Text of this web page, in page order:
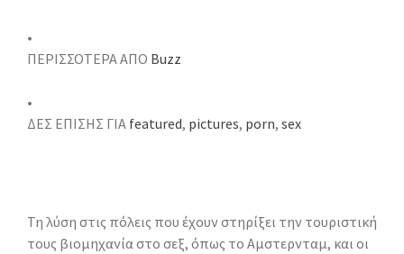
•
ΠΕΡΙΣΣΟΤΕΡΑ ΑΠΟ Buzz
•
ΔΕΣ ΕΠΙΣΗΣ ΓΙΑ featured, pictures, porn, sex
Τη λύση στις πόλεις που έχουν στηρίξει την τουριστική
τους βιομηχανία στο σεξ, όπως το Αμστερνταμ, και οι